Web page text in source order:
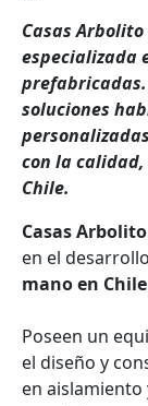
Casas
especializada
soluciones
con la
Chile.
Casas Arbolito
en el
mano en Chile
Poseen un
el diseño y
en